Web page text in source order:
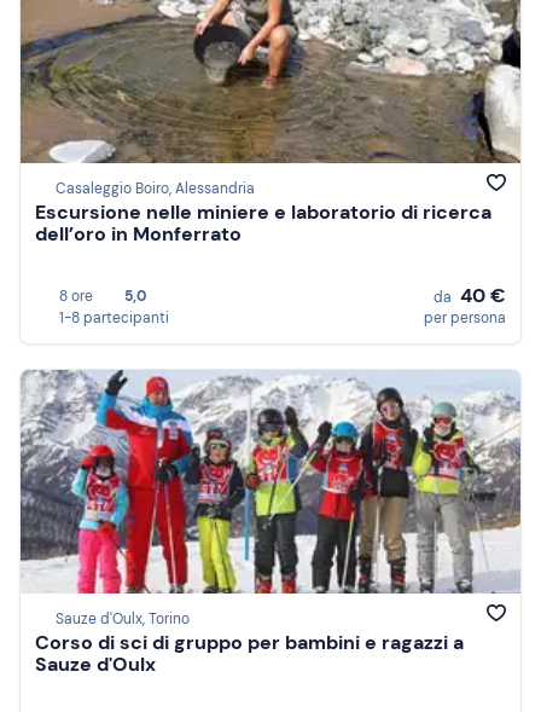
Casaleggio Boiro, Alessandria
Escursione nelle miniere e laboratorio di ricerca
dell’oro in Monferrato
8 ore
5,0
1-8 partecipanti
da 40 €
per persona
Sauze d'Oulx, Torino
Corso di sci di gruppo per bambini e ragazzi a
Sauze d'Oulx